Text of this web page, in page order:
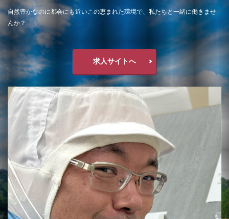
自然豊かなのに都会にも近いこの恵まれた環境で、私たちと一緒に働きませ
んか？
求人サイトへ